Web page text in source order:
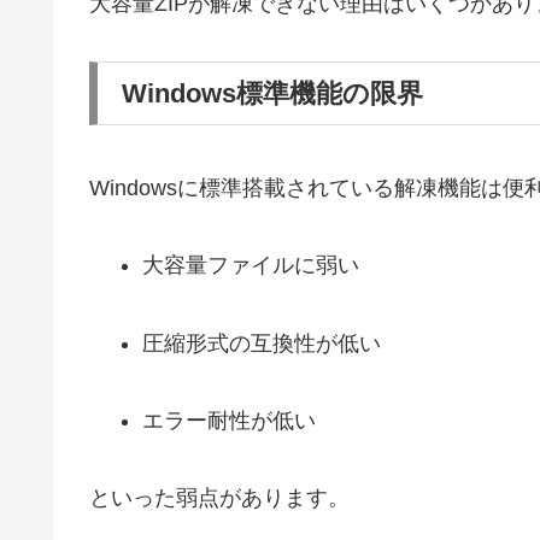
Windows標準機能の限界
Windowsに標準搭載されている解凍機能は便
大容量ファイルに弱い
圧縮形式の互換性が低い
エラー耐性が低い
といった弱点があります。